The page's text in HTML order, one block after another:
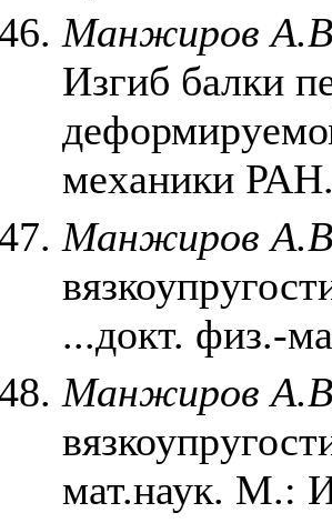
Манжиров
Изгиб балки
механики
Манжиров
...докт. физ.-
Манжиров
мат.наук. М.: